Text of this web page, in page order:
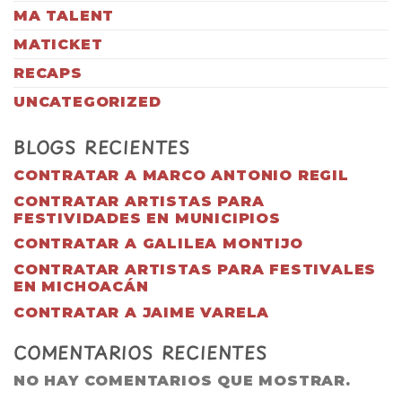
MA TALENT
MATICKET
RECAPS
UNCATEGORIZED
BLOGS RECIENTES
CONTRATAR A MARCO ANTONIO REGIL
CONTRATAR ARTISTAS PARA
FESTIVIDADES EN MUNICIPIOS
CONTRATAR A GALILEA MONTIJO
CONTRATAR ARTISTAS PARA FESTIVALES
EN MICHOACÁN
CONTRATAR A JAIME VARELA
COMENTARIOS RECIENTES
NO HAY COMENTARIOS QUE MOSTRAR.